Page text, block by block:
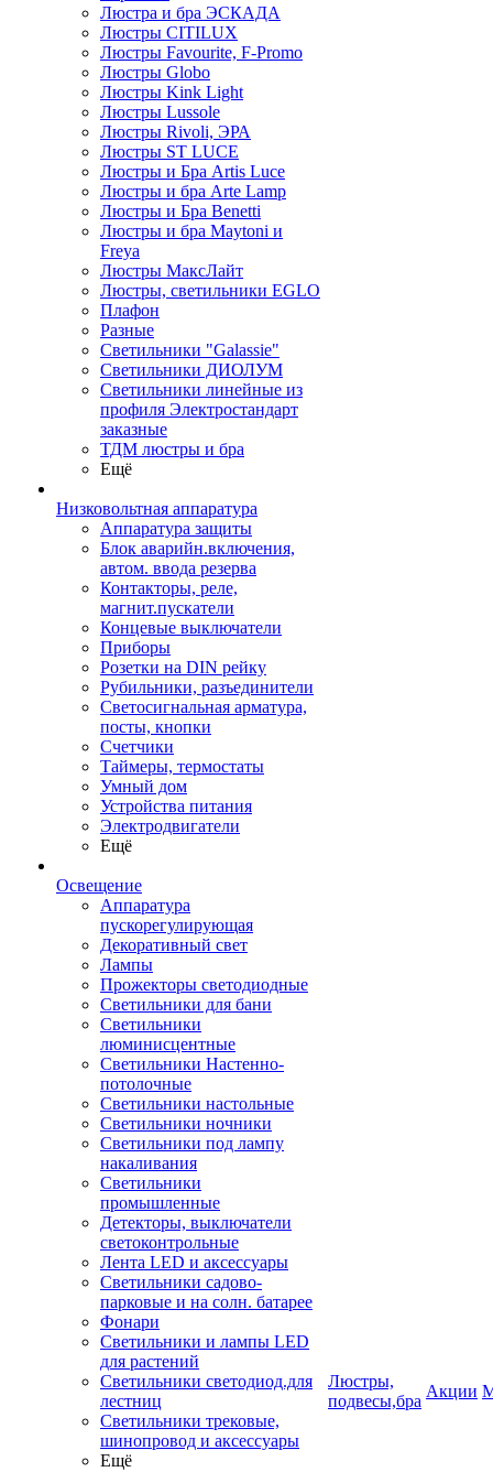
Люстра и бра ЭСКАДА
Люстры CITILUX
Люстры Favourite, F-Promo
Люстры Globo
Люстры Kink Light
Люстры Lussole
Люстры Rivoli, ЭРА
Люстры ST LUCE
Люстры и Бра Artis Luce
Люстры и бра Arte Lamp
Люстры и Бра Benetti
Люстры и бра Maytoni и
Freya
Люстры МаксЛайт
Люстры, светильники EGLO
Плафон
Разные
Светильники "Galassie"
Светильники ДИОЛУМ
Светильники линейные из
профиля Электростандарт
заказные
ТДМ люстры и бра
Ещё
Низковольтная аппаратура
Аппаратура защиты
Блок аварийн.включения,
автом. ввода резерва
Контакторы, реле,
магнит.пускатели
Концевые выключатели
Приборы
Розетки на DIN рейку
Рубильники, разъединители
Светосигнальная арматура,
посты, кнопки
Счетчики
Таймеры, термостаты
Умный дом
Устройства питания
Электродвигатели
Ещё
Освещение
Аппаратура
пускорегулирующая
Декоративный свет
Лампы
Прожекторы светодиодные
Светильники для бани
Светильники
люминисцентные
Светильники Настенно-
потолочные
Светильники настольные
Светильники ночники
Светильники под лампу
накаливания
Светильники
промышленные
Детекторы, выключатели
светоконтрольные
Лента LED и аксессуары
Светильники садово-
парковые и на солн. батарее
Фонари
Светильники и лампы LED
для растений
Светильники светодиод.для
лестниц
Светильники трековые,
шинопровод и аксессуары
Ещё
Люстры,
подвесы,бра
Акции